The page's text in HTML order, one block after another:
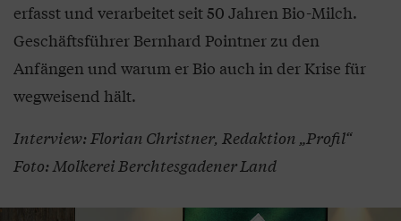
erfasst und verarbeitet seit 50 Jahren Bio-Milch.
Geschäftsführer Bernhard Pointner zu den
Anfängen und warum er Bio auch in der Krise für
wegweisend hält.
Interview: Florian Christner, Redaktion „Profil“
Foto: Molkerei Berchtesgadener Land